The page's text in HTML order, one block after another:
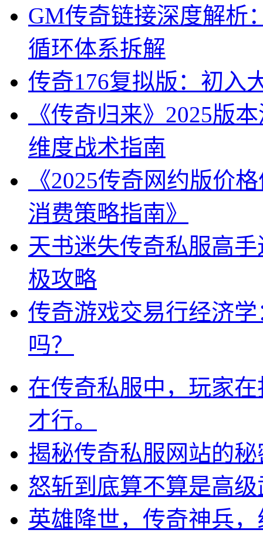
GM传奇链接深度解析
循环体系拆解
传奇176复拟版：初入
《传奇归来》2025版
维度战术指南
《2025传奇网约版价
消费策略指南》
天书迷失传奇私服高
极攻略
传奇游戏交易行经济
吗？
在传奇私服中，玩家
才行。
揭秘传奇私服网站的
怒斩到底算不算是高级
英雄降世，传奇神兵